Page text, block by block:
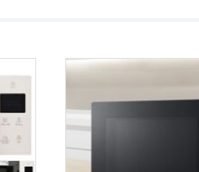
phẩm hứa hẹn
gia đình.